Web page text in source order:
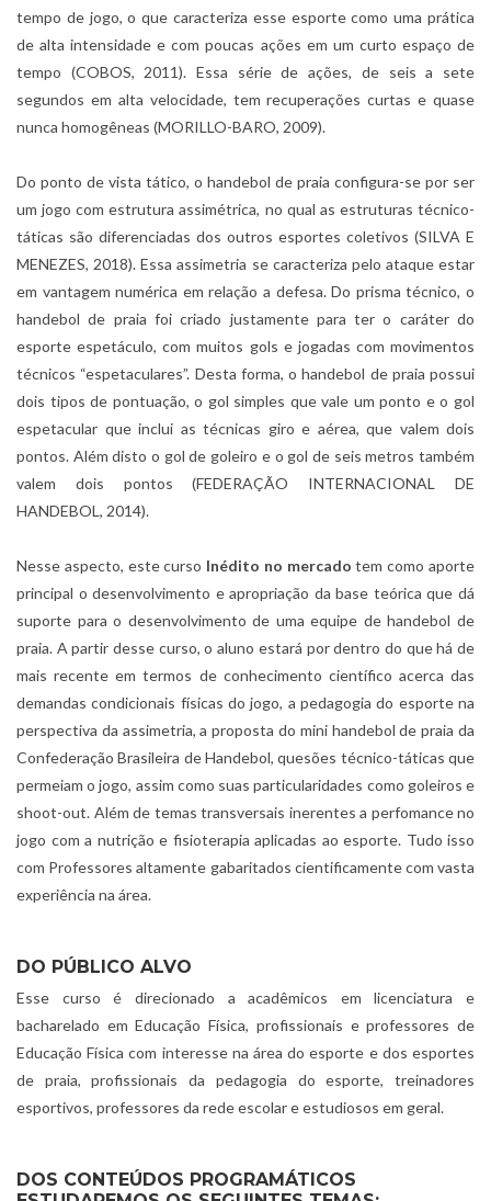
tempo de jogo, o que caracteriza esse esporte como uma prática
de alta intensidade e com poucas ações em um curto espaço de
tempo (COBOS, 2011). Essa série de ações, de seis a sete
segundos em alta velocidade, tem recuperações curtas e quase
nunca homogêneas (MORILLO-BARO, 2009).
Do ponto de vista tático, o handebol de praia configura-se por ser
um jogo com estrutura assimétrica, no qual as estruturas técnico-
táticas são diferenciadas dos outros esportes coletivos (SILVA E
MENEZES, 2018). Essa assimetria se caracteriza pelo ataque estar
em vantagem numérica em relação a defesa. Do prisma técnico, o
handebol de praia foi criado justamente para ter o caráter do
esporte espetáculo, com muitos gols e jogadas com movimentos
técnicos “espetaculares”. Desta forma, o handebol de praia possui
dois tipos de pontuação, o gol simples que vale um ponto e o gol
espetacular que inclui as técnicas giro e aérea, que valem dois
pontos. Além disto o gol de goleiro e o gol de seis metros também
valem dois pontos (FEDERAÇÃO INTERNACIONAL DE
HANDEBOL, 2014).
Nesse aspecto, este curso Inédito no mercado tem como aporte
principal o desenvolvimento e apropriação da base teórica que dá
suporte para o desenvolvimento de uma equipe de handebol de
praia. A partir desse curso, o aluno estará por dentro do que há de
mais recente em termos de conhecimento científico acerca das
demandas condicionais físicas do jogo, a pedagogia do esporte na
perspectiva da assimetria, a proposta do mini handebol de praia da
Confederação Brasileira de Handebol, quesões técnico-táticas que
permeiam o jogo, assim como suas particularidades como goleiros e
shoot-out. Além de temas transversais inerentes a perfomance no
jogo com a nutrição e fisioterapia aplicadas ao esporte. Tudo isso
com Professores altamente gabaritados cientificamente com vasta
experiência na área.
DO PÚBLICO ALVO
Esse curso é direcionado a acadêmicos em licenciatura e
bacharelado em Educação Física, profissionais e professores de
Educação Física com interesse na área do esporte e dos esportes
de praia, profissionais da pedagogia do esporte, treinadores
esportivos, professores da rede escolar e estudiosos em geral.
DOS CONTEÚDOS PROGRAMÁTICOS